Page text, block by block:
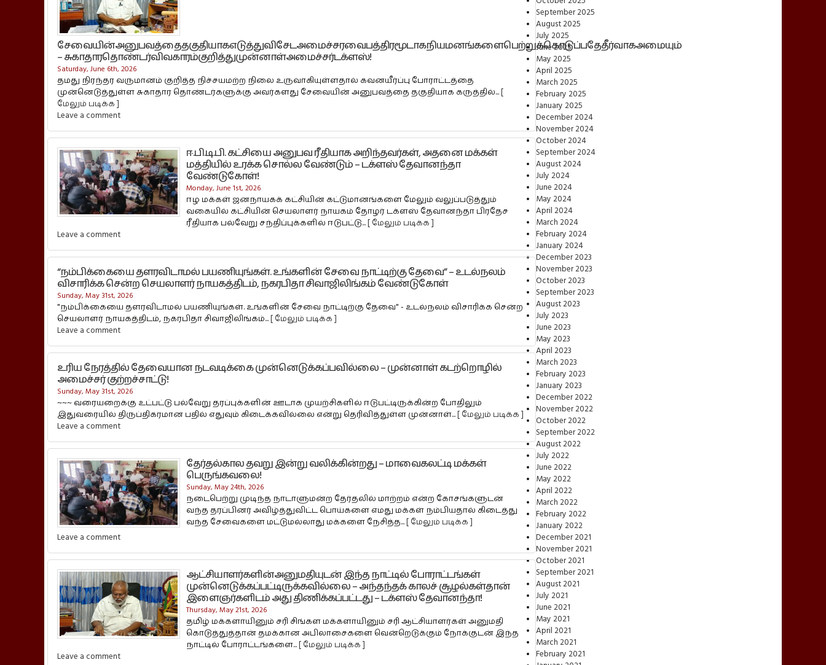
சேவையின்அனுபவத்தைதகுதியாகஎடுத்துவிசேடஅமைச்சரவைபத்திரமூடாகநியமனங்களைபெற்றுக்கொடுப்பதேதீர்வாகஅமையும்
– சுகாதாரதொண்டர்விவகாரம்குறித்துமுன்னாள்அமைச்சர்டக்ளஸ்!
Saturday, June 6th, 2026
தமது நிரந்தர வருமானம் குறித்த நிச்சயமற்ற நிலை உருவாகியுள்ளதால் கவனயீர்ப்பு போராட்டத்தை
முன்னெடுத்துள்ள சுகாதார தொண்டர்களுக்கு அவர்களது சேவையின் அனுபவத்தை தகுதியாக கருத்தில்...[
மேலும் படிக்க ]
Leave a comment
ஈ.பி.டி.பி. கட்சியை அனுபவ ரீதியாக அறிந்தவர்கள், அதனை மக்கள்
மத்தியில் உரக்க சொல்ல வேண்டும் – டக்ளஸ் தேவானந்தா
வேண்டுகோள்!
Monday, June 1st, 2026
ஈழ மக்கள் ஜனநாயகக் கட்சியின் கட்டுமானங்களை மேலும் வலுப்படுத்தும்
வகையில் கட்சியின் செயலாளர் நாயகம் தோழர் டக்ளஸ் தேவானந்தா பிரதேச
ரீதியாக பல்வேறு சந்திப்புக்களில் ஈடுபட்டு...[ மேலும் படிக்க ]
Leave a comment
“நம்பிக்கையை தளரவிடாமல் பயணியுங்கள். உங்களின் சேவை நாட்டிற்கு தேவை” – உடல்நலம்
விசாரிக்க சென்ற செயலாளர் நாயகத்திடம், நகரபிதா சிவாஜிலிங்கம் வேண்டுகோள்
Sunday, May 31st, 2026
"நம்பிக்கையை தளரவிடாமல் பயணியுங்கள். உங்களின் சேவை நாட்டிற்கு தேவை" - உடல்நலம் விசாரிக்க சென்ற
செயலாளர் நாயகத்திடம், நகரபிதா சிவாஜிலிங்கம்...[ மேலும் படிக்க ]
Leave a comment
உரிய நேரத்தில் தேவையான நடவடிக்கை முன்னெடுக்கப்பவில்லை – முன்னாள் கடற்றொழில்
அமைச்சர் குற்றச்சாட்டு!
Sunday, May 31st, 2026
~~~ வரையறைக்கு உட்பட்டு பல்வேறு தரப்புக்களின் ஊடாக முயற்சிகளில் ஈடுபட்டிருக்கின்ற போதிலும்
இதுவரையில் திருப்திகரமான பதில் எதுவும் கிடைக்கவி்ல்லை என்று தெரிவித்துள்ள முன்னாள்...[ மேலும் படிக்க ]
Leave a comment
தேர்தல்கால தவறு இன்று வலிக்கின்றது – மாவைகலட்டி மக்கள்
பெருங்கவலை!
Sunday, May 24th, 2026
நடைபெற்று முடிந்த நாடாளுமன்ற தேர்தலில் மாற்றம் என்ற கோசங்களுடன்
வந்த தரப்பினர் அவிழ்த்துவிட்ட பொய்களை எமது மக்கள் நம்பியதால் கிடைத்து
வந்த சேவைகளை மட்டுமல்லாது மக்களை நேசித்த...[ மேலும் படிக்க ]
Leave a comment
ஆட்சியாளர்களின்அனுமதியுடன் இந்த நாட்டில் போராட்டங்கள்
முன்னெடுக்கப்பட்டிருக்கவில்லை – அந்தந்தக் காலச் சூழல்கள்தான்
இளைஞர்களிடம் அது திணிக்கப்பட்டது – டக்ளஸ் தேவானந்தா!
Thursday, May 21st, 2026
தமிழ் மக்களாயினும் சரி சிங்கள மக்களாயினும் சரி ஆட்சியாளர்கள் அனுமதி
கொடுத்துத்தான் தமக்கான அபிலாசைகளை வென்றெடுக்கும் நோக்குடன் இந்த
நாட்டில் போராட்டங்களை...[ மேலும் படிக்க ]
Leave a comment
September 2025
August 2025
July 2025
June 2025
May 2025
April 2025
March 2025
February 2025
January 2025
December 2024
November 2024
October 2024
September 2024
August 2024
July 2024
June 2024
May 2024
April 2024
March 2024
February 2024
January 2024
December 2023
November 2023
October 2023
September 2023
August 2023
July 2023
June 2023
May 2023
April 2023
March 2023
February 2023
January 2023
December 2022
November 2022
October 2022
September 2022
August 2022
July 2022
June 2022
May 2022
April 2022
March 2022
February 2022
January 2022
December 2021
November 2021
October 2021
September 2021
August 2021
July 2021
June 2021
May 2021
April 2021
March 2021
February 2021